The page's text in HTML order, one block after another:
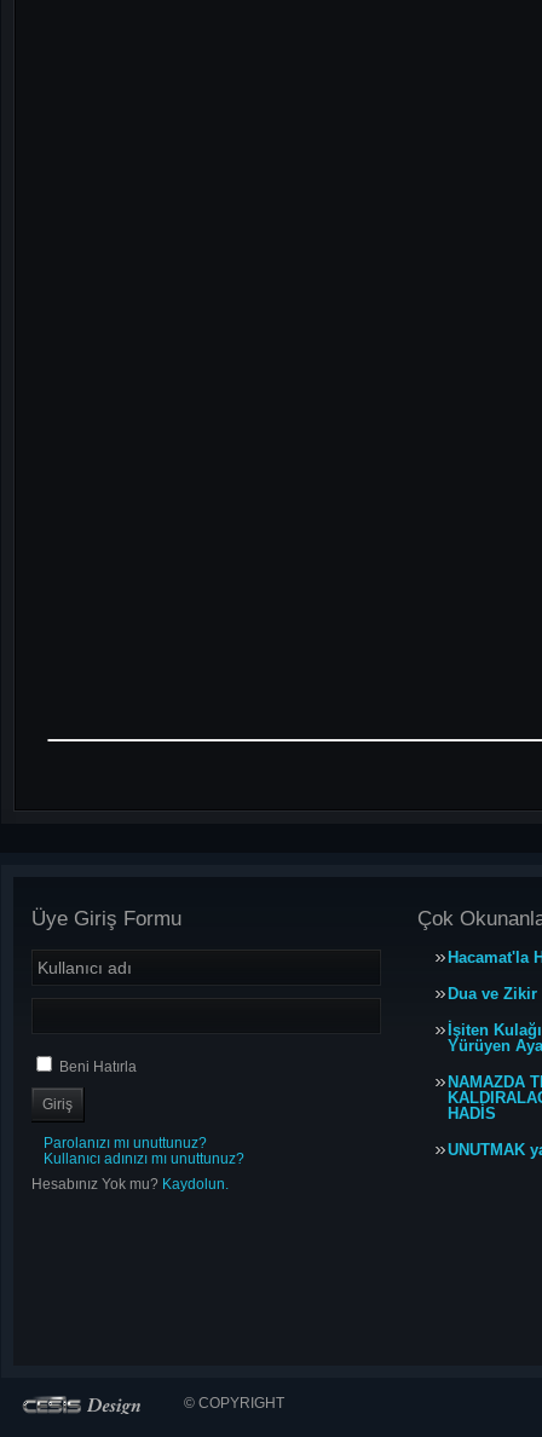
Üye Giriş Formu
Beni Hatırla
Parolanızı mı unuttunuz?
Kullanıcı adınızı mı unuttunuz?
Hesabınız Yok mu? Kaydolun.
Çok
Hacamat'la
Dua ve
İşiten
Yürüyen
NAMAZDA
HADİS
UNUTMAK
© COPYRIGHT